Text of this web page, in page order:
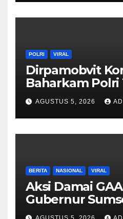
POLRI VIRAL
Dirpamobvit
Baharkam Polri
Kunjungan
Kedutaan Besar
Bahas
Hari Nasional
AGUSTUS 5, 2026
BERITA NASIONAL VIRAL
Aksi Damai
Gubernur
Kepala Dinas